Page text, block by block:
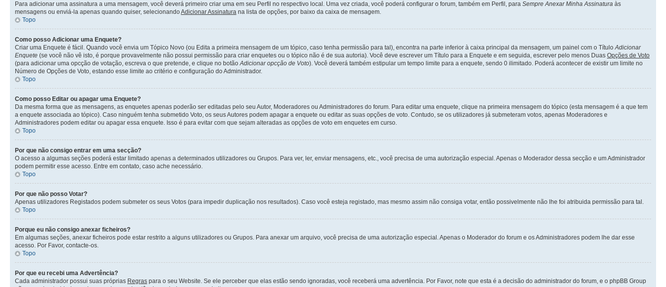
Para adicionar uma assinatura a uma mensagem, você deverá primeiro criar uma em seu Perfil no respectivo local. Uma vez criada, você poderá configurar o forum, também em Perfil, para Sempre Anexar Minha Assinatura às
mensagens ou enviá-la apenas quando quiser, selecionandoAdicionar Assinatura na lista de opções, por baixo da caixa de mensagem.
Topo
Como posso Adicionar uma Enquete?
Criar uma Enquete é fácil. Quando você envia um Tópico Novo (ou Edita a primeira mensagem de um tópico, caso tenha permissão para tal), encontra na parte inferior à caixa principal da mensagem, um painel com o TítuloAdicionar
Enquete (se você não vê isto, é porque provavelmente não possui permissão para criar enquetes ou o tópico não é de sua autoria). Você deve escrever um Título para a Enquete e em seguida, escrever pelo menos Duas Opções de Voto
(para adicionar uma opcção de votação, escreva o que pretende, e clique no botãoAdicionar opcção de Voto). Você deverá também estipular um tempo limite para a enquete, sendo 0 ilimitado. Poderá acontecer de existir um limite no
Número de Opções de Voto, estando esse limite ao critério e configuração do Administrador.
Topo
Como posso Editar ou apagar uma Enquete?
Da mesma forma que as mensagens, as enquetes apenas poderão ser editadas pelo seu Autor, Moderadores ou Administradores do forum. Para editar uma enquete, clique na primeira mensagem do tópico (esta mensagem é a que tem
a enquete associada ao tópico). Caso ninguém tenha submetido Voto, os seus Autores podem apagar a enquete ou editar as suas opções de voto. Contudo, se os utilizadores já submeteram votos, apenas Moderadores e
Administradores podem editar ou apagar essa enquete. Isso é para evitar com que sejam alteradas as opções de voto em enquetes em curso.
Topo
Por que não consigo entrar em uma secção?
O acesso a algumas seções poderá estar limitado apenas a determinados utilizadores ou Grupos. Para ver, ler, enviar mensagens, etc., você precisa de uma autorização especial. Apenas o Moderador dessa secção e um Administrador
podem permitir esse acesso. Entre em contato, caso ache necessário.
Topo
Por que não posso Votar?
Apenas utilizadores Registados podem submeter os seus Votos (para impedir duplicação nos resultados). Caso você esteja registado, mas mesmo assim não consiga votar, então possivelmente não lhe foi atribuida permissão para tal.
Topo
Porque eu não consigo anexar ficheiros?
Em algumas seções, anexar ficheiros pode estar restrito a alguns utilizadores ou Grupos. Para anexar um arquivo, você precisa de uma autorização especial. Apenas o Moderador do forum e os Administradores podem lhe dar esse
acesso. Por Favor, contacte-os.
Topo
Por que eu recebi uma Advertência?
Cada administrador possui suas próprias Regras para o seu Website. Se ele perceber que elas estão sendo ignoradas, você receberá uma advertência. Por Favor, note que esta é a decisão do administrador do forum, e o phpBB Group